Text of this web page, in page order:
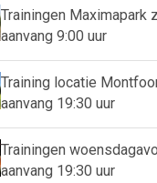
Trainingen Maximapark
aanvang 9:00 uur
Training locatie
aanvang 19:30 uur
Trainingen
aanvang 19:30 uur